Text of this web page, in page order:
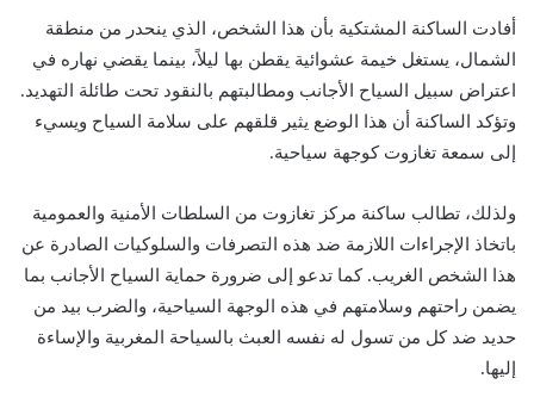
أفادت الساكنة المشتكية بأن هذا الشخص، الذي ينحدر من منطقة
الشمال، يستغل خيمة عشوائية يقطن بها ليلاً، بينما يقضي نهاره في
اعتراض سبيل السياح الأجانب ومطالبتهم بالنقود تحت طائلة التهديد.
وتؤكد الساكنة أن هذا الوضع يثير قلقهم على سلامة السياح ويسيء
إلى سمعة تغازوت كوجهة سياحية.
ولذلك، تطالب ساكنة مركز تغازوت من السلطات الأمنية والعمومية
باتخاذ الإجراءات اللازمة ضد هذه التصرفات والسلوكيات الصادرة عن
هذا الشخص الغريب. كما تدعو إلى ضرورة حماية السياح الأجانب بما
يضمن راحتهم وسلامتهم في هذه الوجهة السياحية، والضرب بيد من
حديد ضد كل من تسول له نفسه العبث بالسياحة المغربية والإساءة
إليها.